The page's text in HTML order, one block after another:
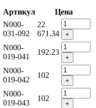
Артикул
Цена
N000-
031-092
22
671.34
+
N000-
019-041
192.23
+
N000-
019-042
102
+
N000-
019-043
102
+